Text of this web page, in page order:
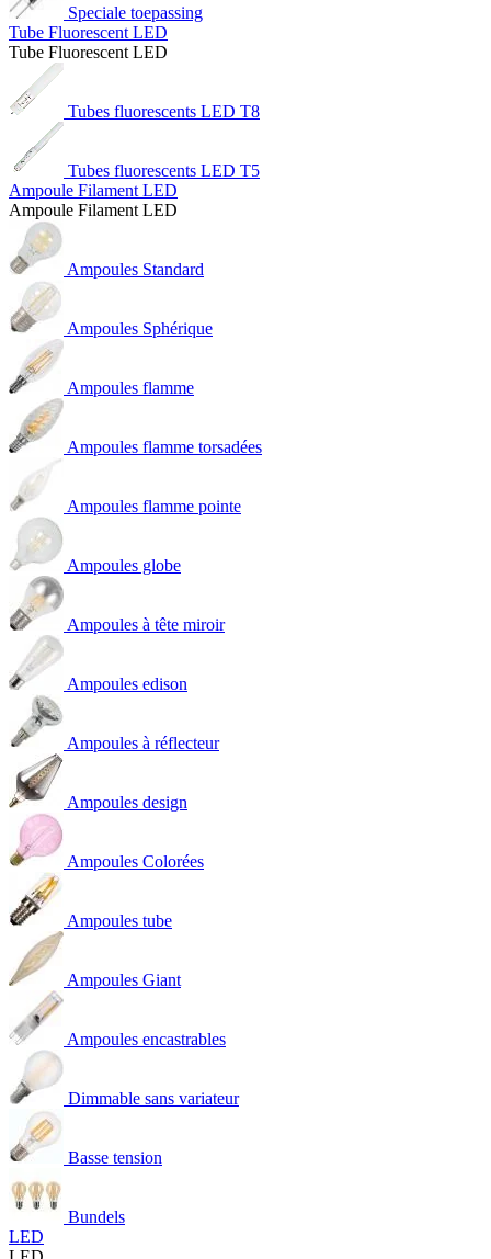
Speciale toepassing
Tube Fluorescent LED
Tube Fluorescent LED
Tubes fluorescents LED T8
Tubes fluorescents LED T5
Ampoule Filament LED
Ampoule Filament LED
Ampoules Standard
Ampoules Sphérique
Ampoules flamme
Ampoules flamme torsadées
Ampoules flamme pointe
Ampoules globe
Ampoules à tête miroir
Ampoules edison
Ampoules à réflecteur
Ampoules design
Ampoules Colorées
Ampoules tube
Ampoules Giant
Ampoules encastrables
Dimmable sans variateur
Basse tension
Bundels
LED